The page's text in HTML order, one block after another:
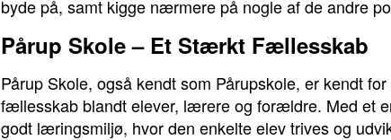
byde på, samt kigge nærmere på nogle af de andre
Pårup Skole – Et Stærkt Fællesskab
Pårup Skole, også kendt som Pårupskole, er kendt
fællesskab blandt elever, lærere og forældre. Med et
godt læringsmiljø, hvor den enkelte elev trives og